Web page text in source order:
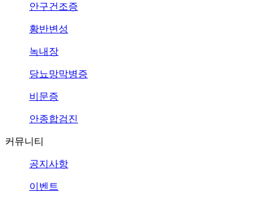
안구건조증
황반변성
녹내장
당뇨망막병증
비문증
안종합검진
커뮤니티
공지사항
이벤트